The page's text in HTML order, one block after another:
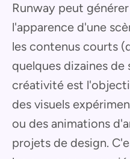
Runway peut
l'apparence d'une
les contenus courts
quelques dizaines de
créativité est
des visuels
ou des animations
projets de design.